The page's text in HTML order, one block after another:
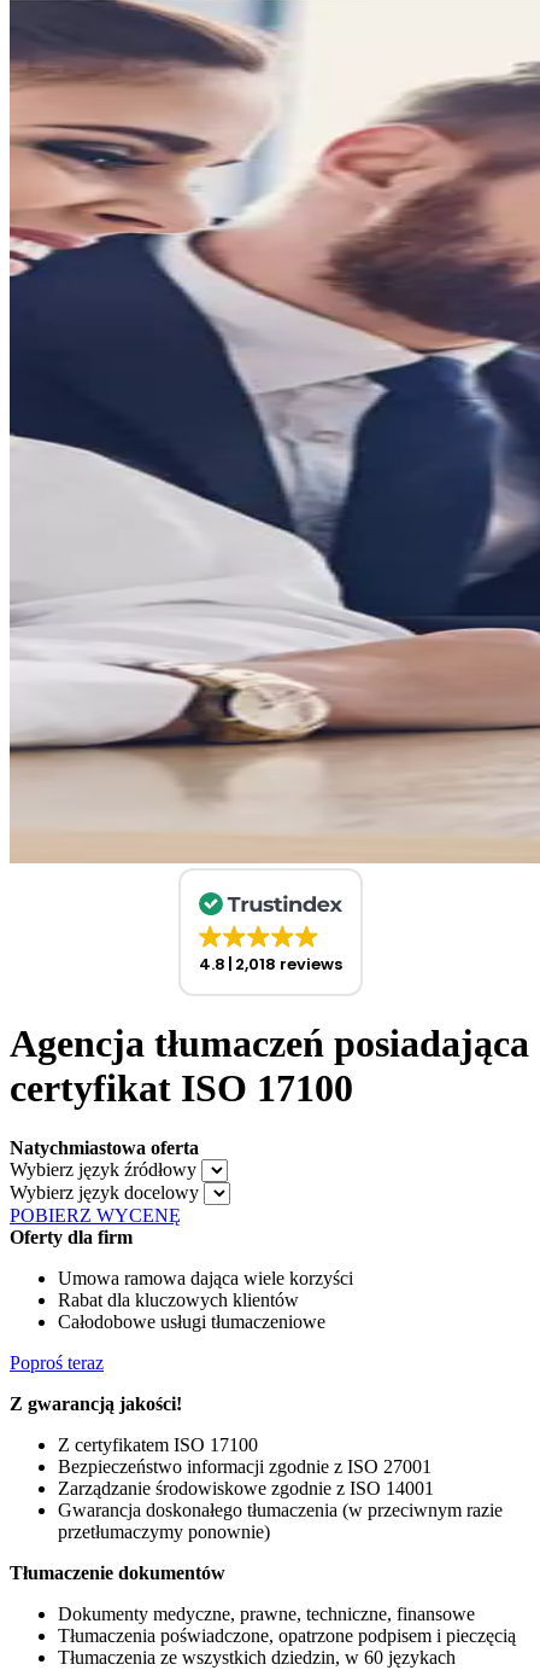
4.8 2,018 reviews
Agencja tłumaczeń posiadająca
certyfikat ISO 17100
Natychmiastowa oferta
Wybierz język źródłowy
Wybierz język docelowy
POBIERZ WYCENĘ
Oferty dla firm
Umowa ramowa dająca wiele korzyści
Rabat dla kluczowych klientów
Całodobowe usługi tłumaczeniowe
Poproś teraz
Z gwarancją jakości!
Z certyfikatem ISO 17100
Bezpieczeństwo informacji zgodnie z ISO 27001
Zarządzanie środowiskowe zgodnie z ISO 14001
Gwarancja doskonałego tłumaczenia (w przeciwnym razie
przetłumaczymy ponownie)
Tłumaczenie dokumentów
Dokumenty medyczne, prawne, techniczne, finansowe
Tłumaczenia poświadczone, opatrzone podpisem i pieczęcią
Tłumaczenia ze wszystkich dziedzin, w 60 językach